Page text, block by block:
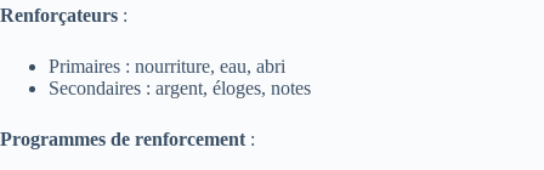
Renforçateurs :
Primaires : nourriture, eau, abri
Secondaires : argent, éloges, notes
Programmes de renforcement :